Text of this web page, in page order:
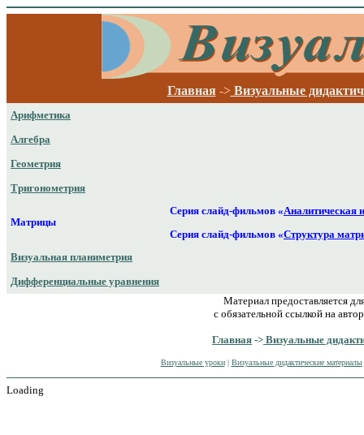
Главная-> Визуальные
Арифметика
Алгебра
Геометрия
Тригонометрия
Матрицы
Серия слайд-фильмов «Аналитическая
Серия слайд-фильмов «Структура
Визуальная планиметрия
Дифференциальные уравнения
Материал предоставляется
с обязательной ссылкой на
Главная -> Визуальные
Визуальные уроки| Визуальные дидактические материалы
Loading